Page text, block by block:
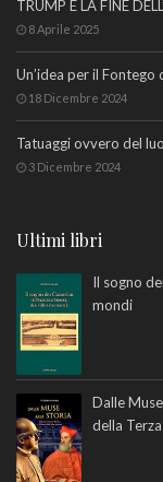
TRUMP E LA FINE
8 Aprile 2025
Un’idea per il Fontego
18 Dicembre 2024
Tatuaggi ovvero del
3 Dicembre 2024
Ultimi libri
Il sogno
mondi
Dalle
della